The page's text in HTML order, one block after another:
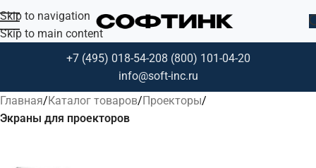
Skip to navigation
Skip to main content
+7 (495) 018-54-208 (800) 101-04-20
info@soft-inc.ru
Главная Каталог товаров Проекторы
Экраны для проекторов